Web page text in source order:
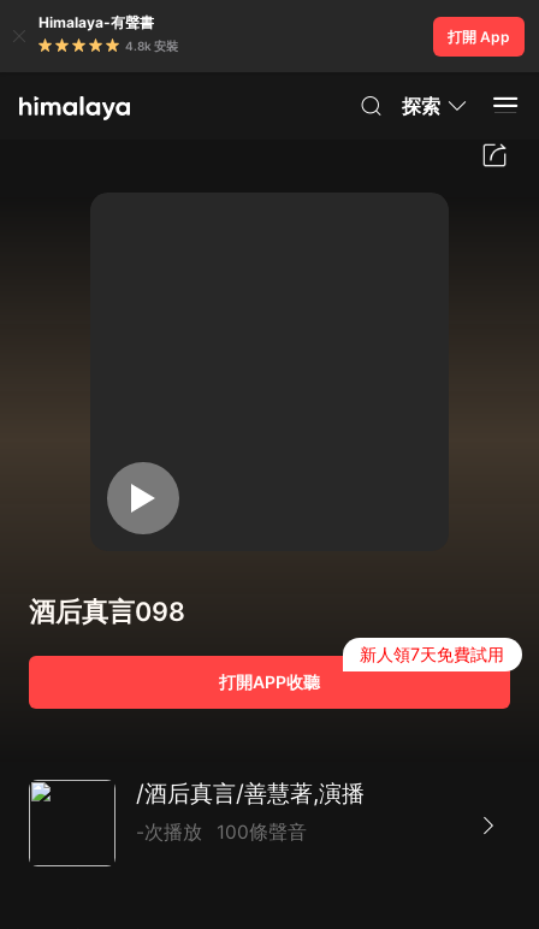
Himalaya-有聲書
4.8k 安裝
打開 App
探索
酒后真言098
打開APP收聽
新人領7天免費試用
/酒后真言/善慧著,演播
-次播放 100條聲音